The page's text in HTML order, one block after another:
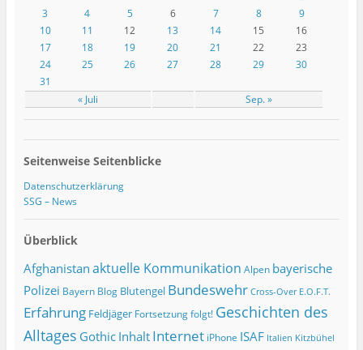
« Juli Sep. »
3
4 5 6 7 8
9
10
11 12 13 14 15
16
17
18 19 20 21 22
23
24
25 26 27 28 29
30
31
Seitenweise Seitenblicke
Datenschutzerklärung
SSG – News
Überblick
Afghanistanaktuelle Kommunikation Alpen bayerische
Polizei Bayern Blog Blutengel Bundeswehr Cross-Over E.O.F.T.
Erfahrung Feldjäger Fortsetzung folgt! Geschichten des
Alltages Gothic Inhalt Internet iPhone ISAF Italien Kitzbühel